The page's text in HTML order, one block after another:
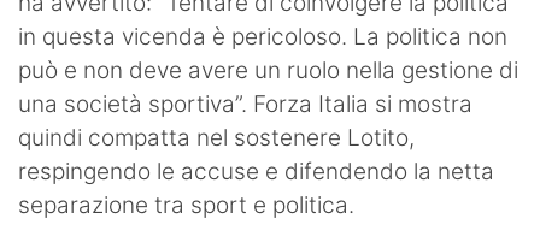
in questa vicenda è pericoloso. La politica non
può e non deve avere un ruolo nella gestione di
una società sportiva”. Forza Italia si mostra
quindi compatta nel sostenere Lotito,
respingendo le accuse e difendendo la netta
separazione tra sport e politica.